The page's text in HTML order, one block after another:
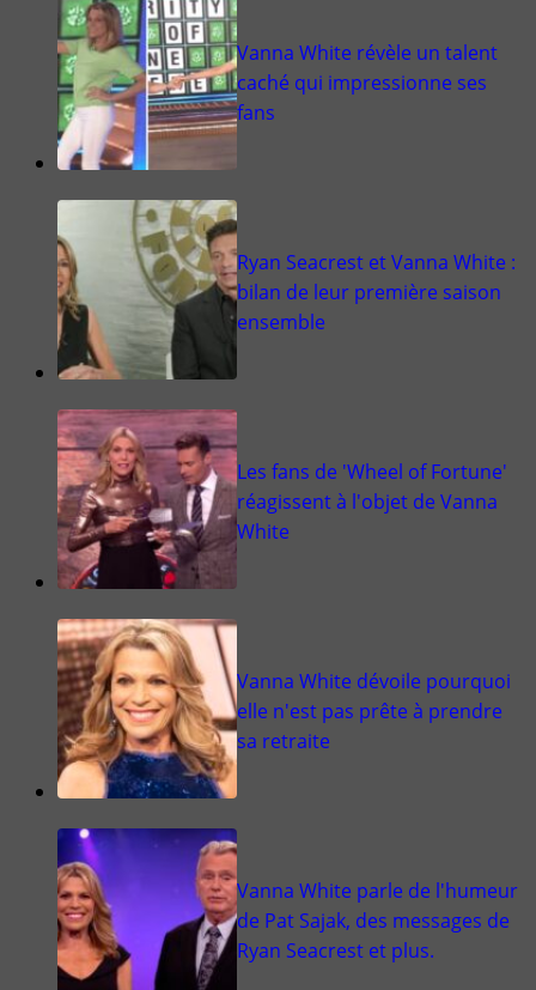
Vanna White révèle un talent
caché qui impressionne ses
fans
Ryan Seacrest et Vanna White :
bilan de leur première saison
ensemble
Les fans de 'Wheel of Fortune'
réagissent à l'objet de Vanna
White
Vanna White dévoile pourquoi
elle n'est pas prête à prendre
sa retraite
Vanna White parle de l'humeur
de Pat Sajak, des messages de
Ryan Seacrest et plus.